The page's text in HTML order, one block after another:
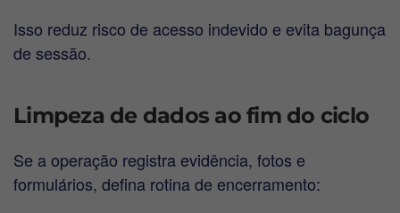
Isso reduz risco de acesso indevido e evita bagunça
de sessão.
Limpeza de dados ao fim do ciclo
Se a operação registra evidência, fotos e
formulários, defina rotina de encerramento: